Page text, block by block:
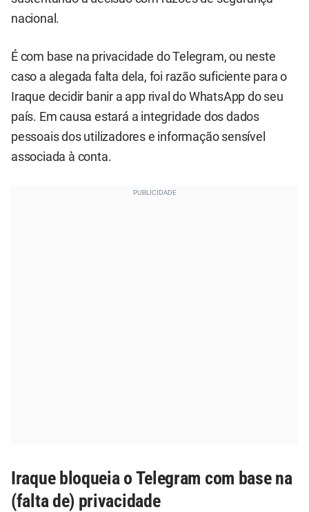
nacional.
É com base na privacidade do Telegram, ou neste
caso a alegada falta dela, foi razão suficiente para o
Iraque decidir banir a app rival do WhatsApp do seu
país. Em causa estará a integridade dos dados
pessoais dos utilizadores e informação sensível
associada à conta.
Iraque bloqueia o Telegram com base na
(falta de) privacidade